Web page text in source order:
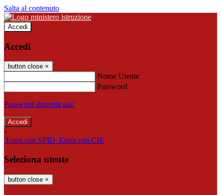
Salta al contenuto
Accedi
Accedi
button close ×
Nome Utente
Password
Password dimenticata?
-
Entra con SPID Entra con CIE
Seleziona utente
button close ×